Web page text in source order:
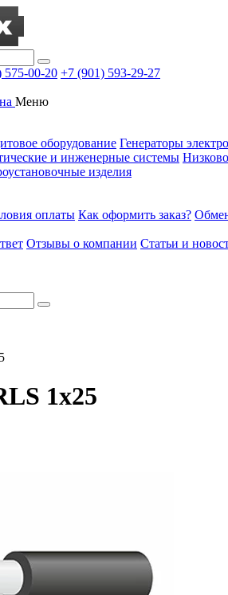
575-00-20 +7 (901) 593-29-27
Меню
оборудование Генераторы
и инженерные системы
изделия
оплаты Как оформить заказ?
Отзывы о компании Статьи и
1x25